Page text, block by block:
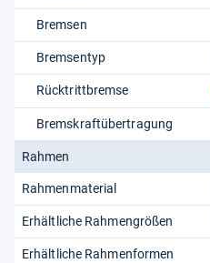
Bremsen
Bremsentyp
Rücktrittbremse
Bremskraftübertragung
Rahmen
Rahmenmaterial
Erhältliche Rahmengrößen
Erhältliche Rahmenformen